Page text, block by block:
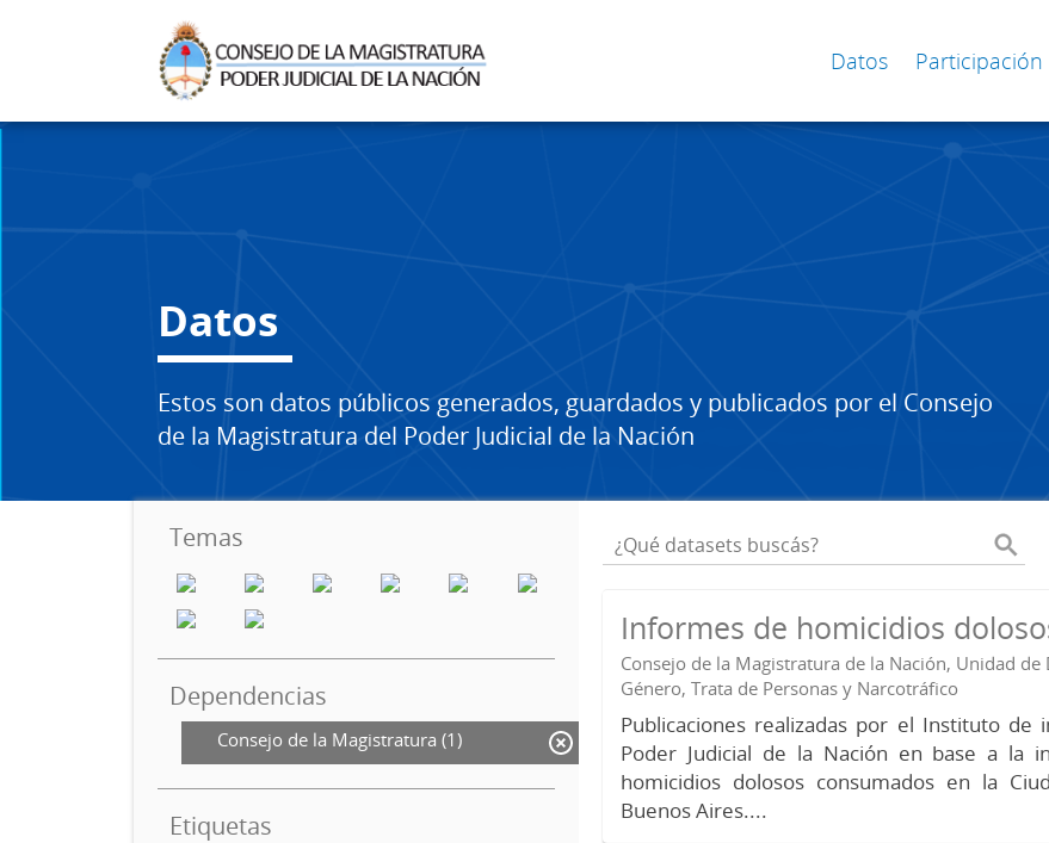
Datos Participación
Datos
Estos son datos públicos generados, guardados y publicados por el Consejo
de la Magistratura del Poder Judicial de la Nación
Temas
Dependencias
Consejo de la Magistratura (1)
Etiquetas
Informes de homicidios
Consejo de la Magistratura de la Nación, Unidad de
Género, Trata de Personas y Narcotráfico
Publicaciones realizadas por el Instituto de
Poder Judicial de la Nación en base a la
homicidios dolosos consumados en la
Buenos Aires....